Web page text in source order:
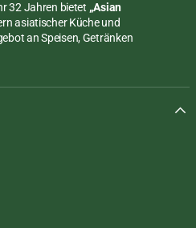
32 Jahren bietet „Asian
asiatischer Küche und
an Speisen, Getränken